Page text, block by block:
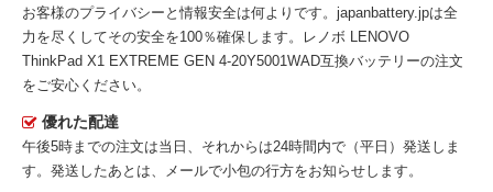
お客様のプライバシーと情報安全は何よりです。japanbattery.jpは全
力を尽くしてその安全を100％確保します。
レノボ LENOVO
ThinkPad X1 EXTREME GEN 4-20Y5001WAD互換バッテリーの注文
をご安心ください。
優れた配達
午後5時までの注文は当日、それからは24時間内で（平日）発送しま
す。発送したあとは、メールで小包の行方をお知らせします。